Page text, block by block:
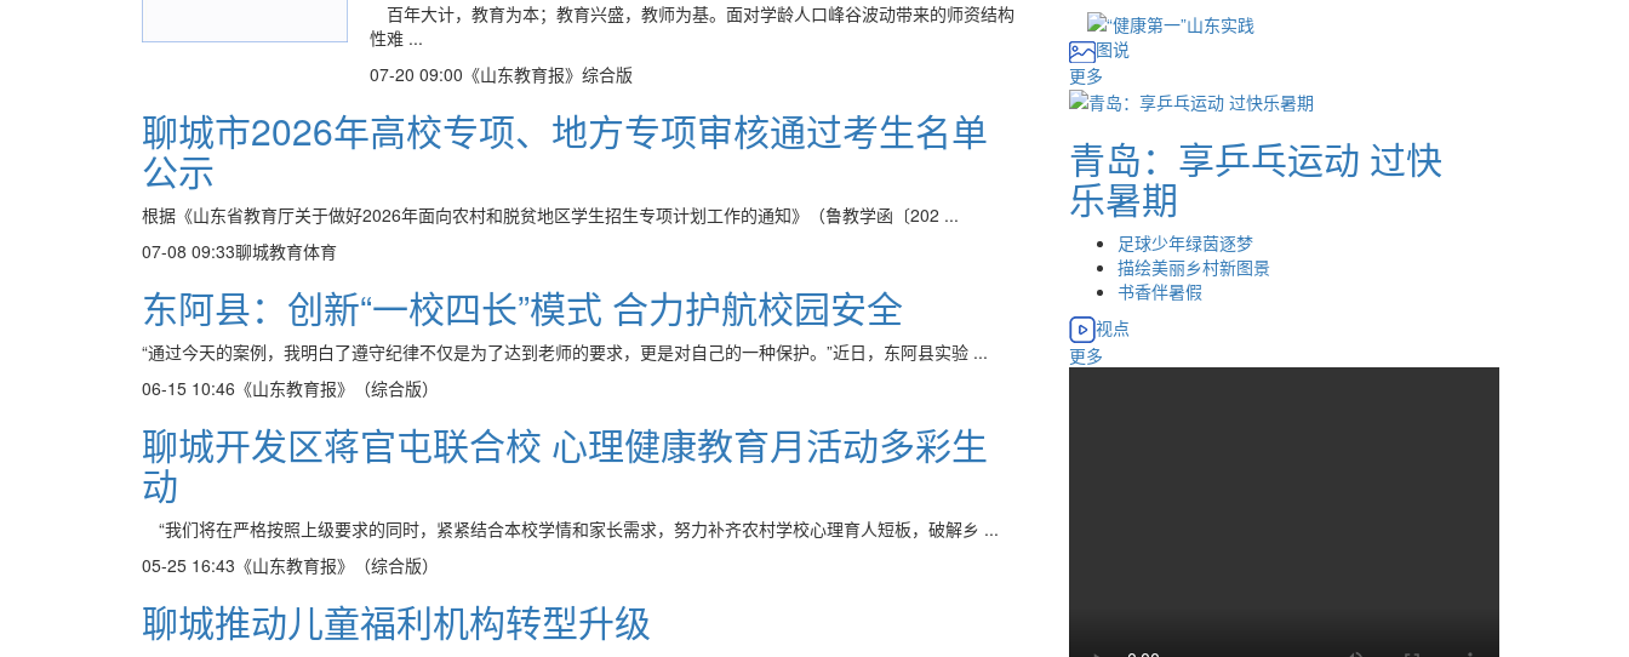
百年大计，教育为本；教育兴盛，教师为基。面对学龄人口峰谷波动带来的师资结构
性难 ...
07-20 09:00 《山东教育报》综合版
聊城市2026年高校专项、地方专项审核通过考生名单
公示
根据《山东省教育厅关于做好2026年面向农村和脱贫地区学生招生专项计划工作的通知》（鲁教学函〔202 ...
07-08 09:33聊城教育体育
东阿县：创新“一校四长”模式 合力护航校园安全
“通过今天的案例，我明白了遵守纪律不仅是为了达到老师的要求，更是对自己的一种保护。”近日，东阿县实验 ...
06-15 10:46 《山东教育报》（综合版）
聊城开发区蒋官屯联合校 心理健康教育月活动多彩生
动
“我们将在严格按照上级要求的同时，紧紧结合本校学情和家长需求，努力补齐农村学校心理育人短板，破解乡 ...
05-25 16:43 《山东教育报》（综合版）
聊城推动儿童福利机构转型升级
图说
更多
青岛：享乒乓运动 过快
乐暑期
足球少年绿茵逐梦
描绘美丽乡村新图景
书香伴暑假
视点
更多